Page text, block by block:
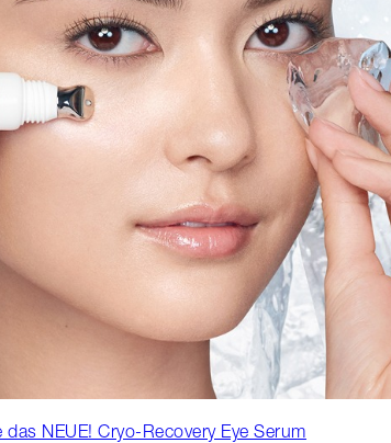
das NEUE! Cryo-Recovery Eye Serum